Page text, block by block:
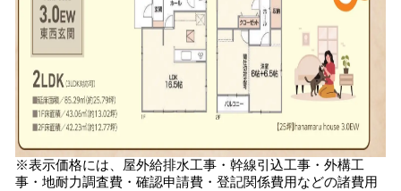
※表示価格には、屋外給排水工事・幹線引込工事・外構工
事・地耐力調査費・確認申請費・登記関係費用などの諸費用